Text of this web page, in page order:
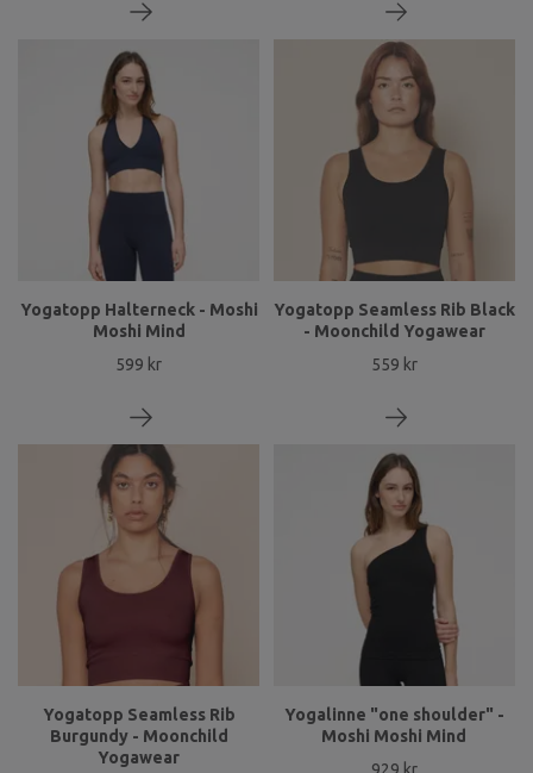
Yogatopp Halterneck - Moshi
Moshi Mind
599 kr
Yogatopp Seamless Rib Black
- Moonchild Yogawear
559 kr
Yogatopp Seamless Rib
Burgundy - Moonchild
Yogawear
Yogalinne "one shoulder" -
Moshi Moshi Mind
929 kr